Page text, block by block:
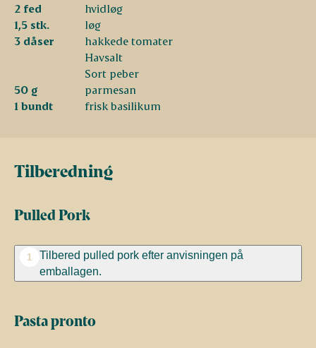
2 fed
hvidløg
1,5 stk.
løg
3 dåser
hakkede tomater
Havsalt
Sort peber
50 g
parmesan
1 bundt
frisk basilikum
Tilberedning
Pulled Pork
1
Tilbered pulled pork efter anvisningen på
emballagen.
Pasta pronto